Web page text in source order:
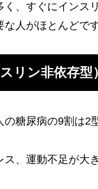
く、すぐにインス
な人がほとんどで
リン非依存型
の糖尿病の9割は2
、運動不足が大